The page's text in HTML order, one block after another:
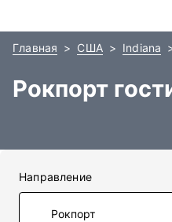
Главная США Indiana
Рокпорт
Направление